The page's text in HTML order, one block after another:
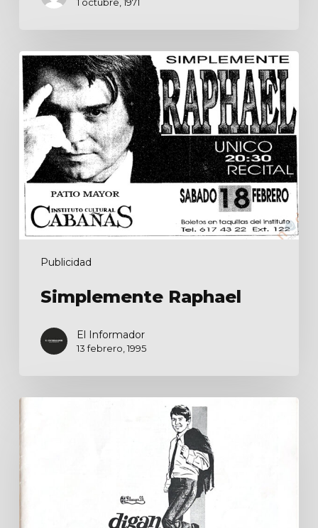
Publicidad
Simplemente
Raphael
Simplemente Raphael
El Informador
13 febrero, 1995
digan